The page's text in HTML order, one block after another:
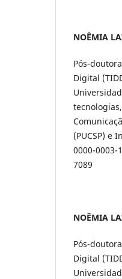
NOÊMIA
Pós-
Digital
(PUCSP) e
0000-0003-
7089
NOÊMIA
Pós-
Digital